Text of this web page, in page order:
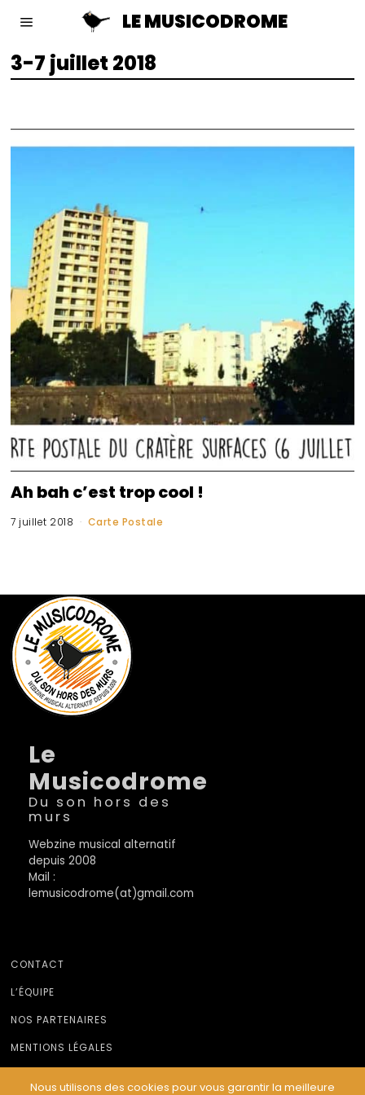
LE MUSICODROME
3-7 juillet 2018
Ah bah c’est trop cool !
7 juillet 2018 Carte Postale
Le
Musicodrome
Du son hors des
murs
Webzine musical alternatif
depuis 2008
Mail :
lemusicodrome(at)gmail.com
CONTACT
L’ÉQUIPE
NOS PARTENAIRES
MENTIONS LÉGALES
Nous utilisons des cookies pour vous garantir la meilleure